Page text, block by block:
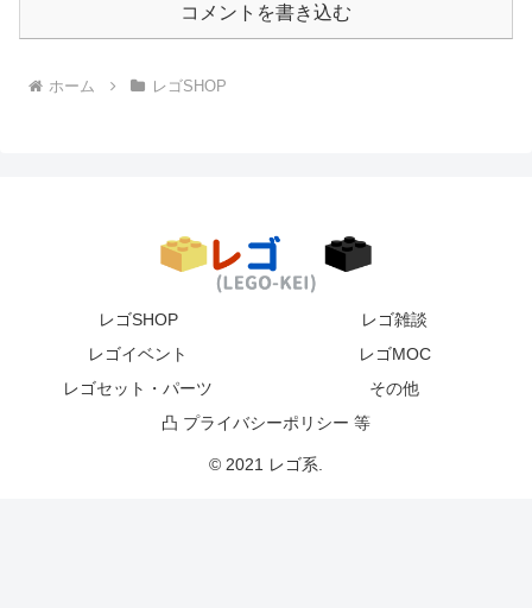
コメントを書き込む
ホーム レゴSHOP
レゴSHOP
レゴ雑談
レゴイベント
レゴMOC
レゴセット・パーツ
その他
凸 プライバシーポリシー 等
© 2021 レゴ系.